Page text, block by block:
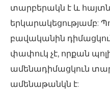
տարբերակն է և
երկարակեցությամբ:
բավականին
փափուկ չէ, որքան
ամենադիմացկուն
ամենաթանկն է: